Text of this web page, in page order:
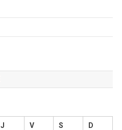
J V S D